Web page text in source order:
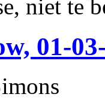
niet te
01-